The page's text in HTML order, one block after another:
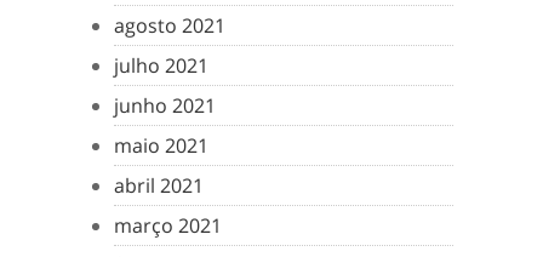
agosto 2021
julho 2021
junho 2021
maio 2021
abril 2021
março 2021